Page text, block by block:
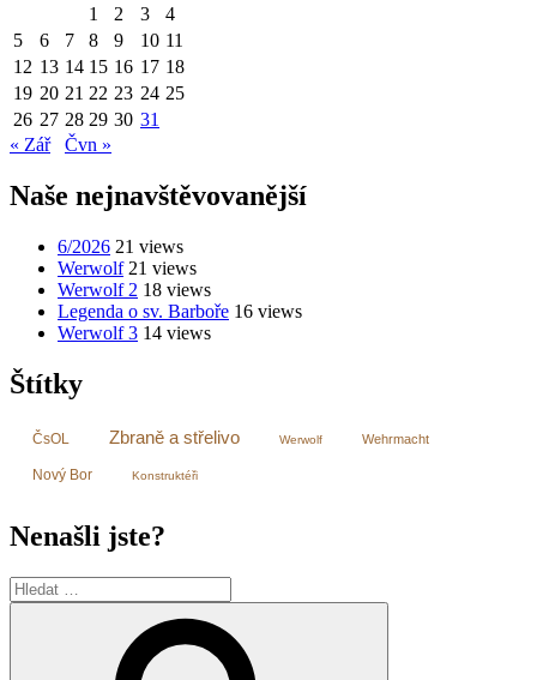
23
v
Českých
Budějovicích“
1
2 3
4
5
6 7 8 9 10 11
12 13 14 15 16 17 18
19 20 21 22 23 24 25
26 27 28 29 30 31
« Zář
Čvn »
Naše nejnavštěvovanější
6/2026 21 views
Werwolf 21 views
Werwolf 2 18 views
Legenda o sv. Barboře 16 views
Werwolf 3 14 views
Štítky
ČsOL Zbraně a střelivo Werwolf Wehrmacht
Nový Bor Konstruktéři
Nenašli jste?
Hledat: